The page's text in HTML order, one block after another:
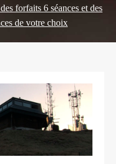
forfaits 6 séances et des
de votre choix